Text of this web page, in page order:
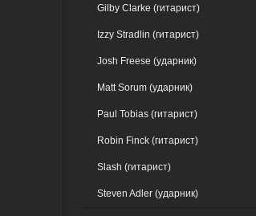
Gilby Clarke (гитарист)
Izzy Stradlin (гитарист)
Josh Freese (ударник)
Matt Sorum (ударник)
Paul Tobias (гитарист)
Robin Finck (гитарист)
Slash (гитарист)
Steven Adler (ударник)